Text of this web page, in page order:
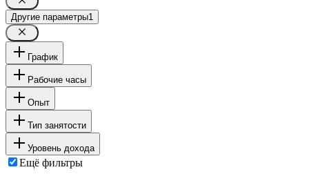
Другие параметры1
График
Рабочие часы
Опыт
Тип занятости
Уровень дохода
Ещё фильтры